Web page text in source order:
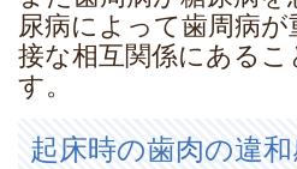
尿病によって歯周病
接な相互関係にあるこ
す。
起床時の歯肉の違